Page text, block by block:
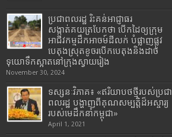
ប្រជាពលរដ្ឋ រិះគន់អាជ្ញាធរ
សង្កាត់គយត្របែកថា បើកដៃឲ្យក្រុម
អាជីវកម្មដឹកអាចម៍ដីលក់ បំផ្លាញផ្លូវ
បេតុងស្រុតខូចរបើកបេតុងនិងដាច់
ទុយោទឹកស្អាតនៅក្រុងស្វាយរៀង
November 30, 2024
ទស្សនៈវិភាគ៖ «ឥរិយាបថថ្មីរបស់ប្រជា
ពលរដ្ឋ បង្ហាញពីគុណសម្បត្តិដ៏អស្ចារ្យ
របស់មេដឹកនាំកម្ពុជា»
April 1, 2021